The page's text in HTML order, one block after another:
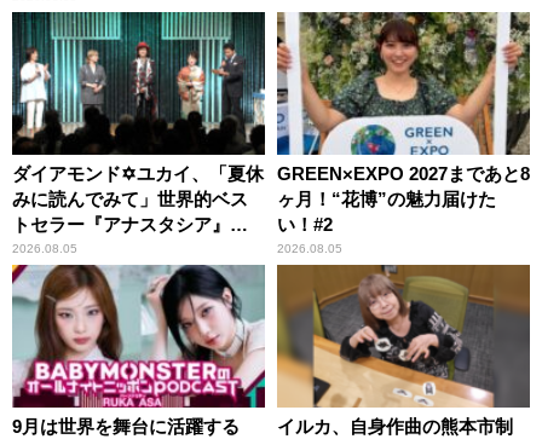
ダイアモンド✡ユカイ、「夏休
みに読んでみて」世界的ベス
トセラー『アナスタシア』を
紹介
2026.08.05
GREEN×EXPO 2027まであと8
ヶ月！“花博”の魅力届けた
い！#2
2026.08.05
9月は世界を舞台に活躍する
イルカ、自身作曲の熊本市制